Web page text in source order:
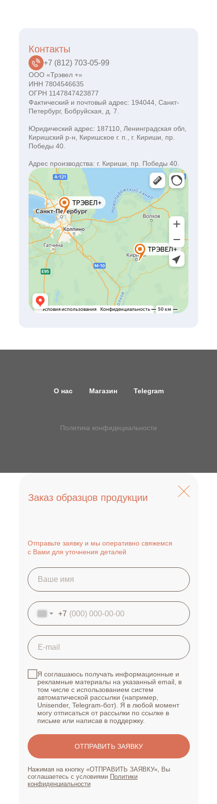
Контакты
+7 (812) 703-05-99
ООО «Трэвел +»
ИНН 7804546635
ОГРН 1147847423877
Фактический и почтовый адрес: 194044, Санкт-
Петербург, Бобруйская, д. 7.
Юридический адрес: 187110, Ленинградская обл,
Киришский р-н, Киришское г. п., г. Кириши, пр.
Победы 40.
Адрес производства: г. Кириши, пр. Победы 40.
О нас Магазин Telegram
Политика конфидециальности
Заказ образцов продукции
Отправьте заявку и мы оперативно свяжемся
с Вами для уточнения деталей
+7
Я соглашаюсь получать информационные и
рекламные материалы на указанный email, в
том числе с использованием систем
автоматической рассылки (например,
Unisender, Telegram-бот). Я в любой момент
могу отписаться от рассылки по ссылке в
письме или написав в поддержку.
ОТПРАВИТЬ ЗАЯВКУ
Нажимая на кнопку «ОТПРАВИТЬ ЗАЯВКУ», Вы
соглашаетесь с условиями Политики
конфиденциальности